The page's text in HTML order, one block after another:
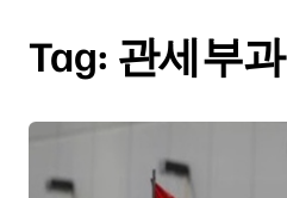
Tag: 관세부과